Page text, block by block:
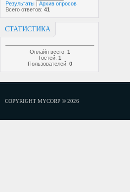
Результаты | Архив опросов
Всего ответов: 41
СТАТИСТИКА
Онлайн всего: 1
Гостей: 1
Пользователей: 0
COPYRIGHT MYCORP © 2026